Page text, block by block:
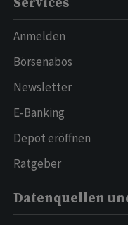
Anmelden
Börsenabos
Newsletter
E-Banking
Depot eröffnen
Ratgeber
Datenquellen